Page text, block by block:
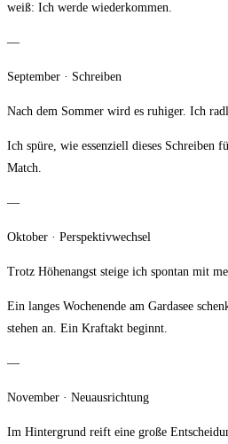
weiß: Ich werde wiederkommen.
—
September · Schreiben
Nach dem Sommer wird es ruhiger. Ich
Ich spüre, wie essenziell dieses
Match.
—
Oktober · Perspektivwechsel
Trotz Höhenangst steige ich spontan mit
Ein langes Wochenende am Gardasee
stehen an. Ein Kraftakt beginnt.
—
November · Neuausrichtung
Im Hintergrund reift eine große